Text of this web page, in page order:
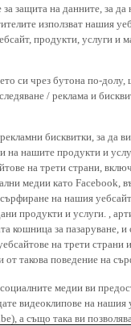
за защита на данните, за
използват нашия
продукти, услуги и
си чрез бутона по-долу,
/ реклама и
бисквитки, за да
на нашите продукти и
на трети страни,
медии като Facebook,
на нашия
продукти и услуги. ,
кошница за пазаруване, и
на трети страни
от такова поведение на
медии ви
видеоклипове на нашия
а също така ви